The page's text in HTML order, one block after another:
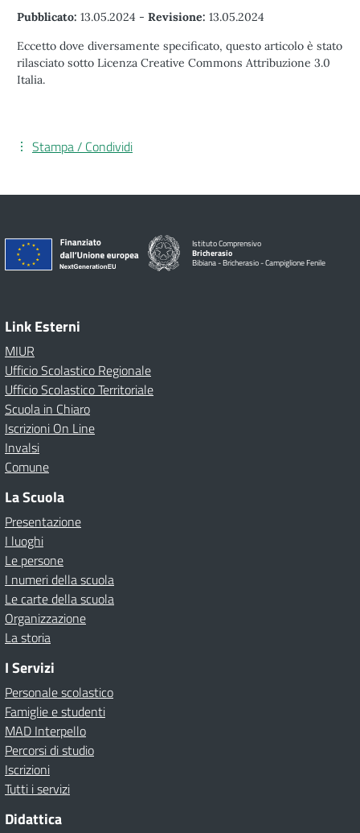
Pubblicato: 13.05.2024 - Revisione: 13.05.2024
Eccetto dove diversamente specificato, questo articolo è stato
rilasciato sotto Licenza Creative Commons Attribuzione 3.0
Italia.
Stampa / Condividi
Istituto Comprensivo
Bricherasio
Bibiana - Bricherasio - Campiglione Fenile
Link Esterni
MIUR
Ufficio Scolastico Regionale
Ufficio Scolastico Territoriale
Scuola in Chiaro
Iscrizioni On Line
Invalsi
Comune
La Scuola
Presentazione
I luoghi
Le persone
I numeri della scuola
Le carte della scuola
Organizzazione
La storia
I Servizi
Personale scolastico
Famiglie e studenti
MAD Interpello
Percorsi di studio
Iscrizioni
Tutti i servizi
Didattica